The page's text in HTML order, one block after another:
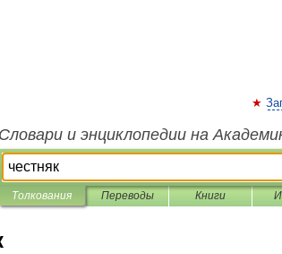
Словари и энциклопедии на
Толкования Переводы Книги